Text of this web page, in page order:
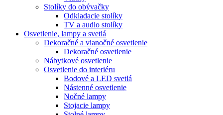
Stolíky do obývačky
Odkladacie stolíky
TV a audio stolíky
Osvetlenie, lampy a svetlá
Dekoračné a vianočné osvetlenie
Dekoračné osvetlenie
Nábytkové osvetlenie
Osvetlenie do interiéru
Bodové a LED svetlá
Nástenné osvetlenie
Nočné lampy
Stojacie lampy